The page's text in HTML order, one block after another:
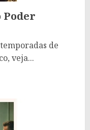
Poder
de
veja...